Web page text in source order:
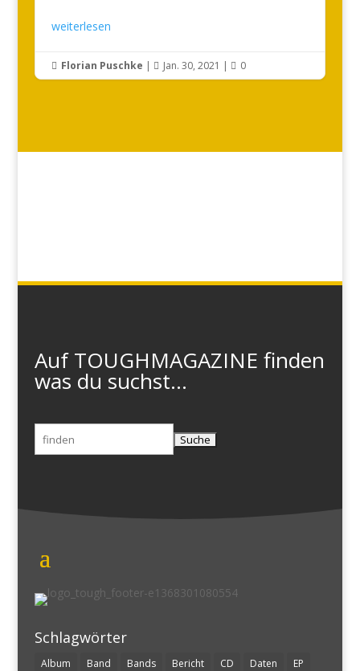
weiterlesen
 Florian Puschke |  Jan. 30, 2021 |  0
Auf TOUGHMAGAZINE finden
was du suchst...
Suchen
nach:
Schlagwörter
Album Band Bands Bericht CD Daten EP